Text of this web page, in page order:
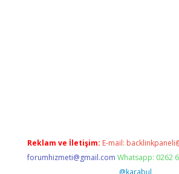
Reklam ve İletişim: E-mail:
forumhizmeti@gmail.com Whatsapp: 0262
@karabul